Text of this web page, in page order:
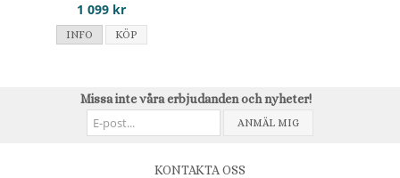
1 099 kr
INFO KÖP
Missa inte våra erbjudanden och nyheter!
ANMÄL MIG
KONTAKTA OSS